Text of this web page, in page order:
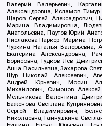
Валерий Валерьевич,
Александровна, Исламов
Щаров Сергей Алексадрович,
Марина Владимировна,
Анатольевна, Паутов Юрий
Пислакова-Паркер Марина
Чуркина Наталья Валерьевна,
Екатерина Александровна,
Борисовна, Гудков Лев
Анна Васильевна, Захарова
Щур Николай Алексеевич,
Андрей Юрьевич, Мосин
Михайлович, Симонов
Мельникова Валентина
Баженова Светлана
Сергей Владимирович,
Николаевна, Ганнушкина